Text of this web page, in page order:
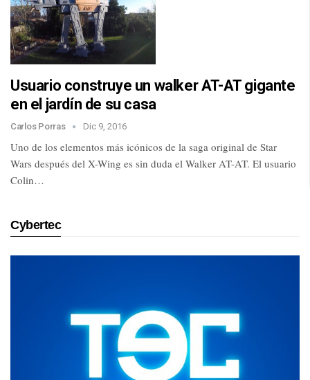
Usuario construye un walker AT-AT gigante
en el jardín de su casa
Carlos Porras Dic 9, 2016
Uno de los elementos más icónicos de la saga original de Star
Wars después del X-Wing es sin duda el Walker AT-AT. El usuario
Colin…
Cybertec